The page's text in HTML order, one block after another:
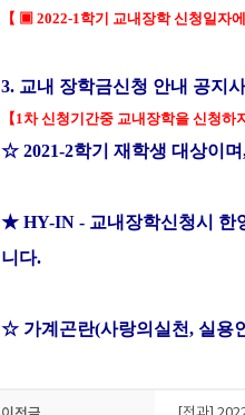
【 ▣ 2022-1학기 교내장학 신청일자에
3. 교내 장학금신청 안내 공지
【1차 신청기간중 교내장학을 신청하
☆ 2021-2학기 재학생 대상이며
★ HY-IN - 교내장학신청시 한
니다.
☆ 가계곤란(사랑의실천, 실용